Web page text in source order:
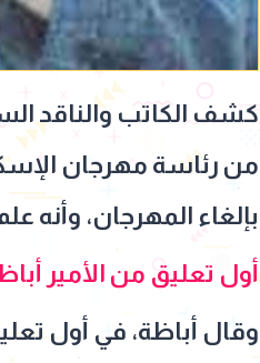
كشف الكاتب والناقد
من رئاسة مهرجان
بإلغاء المهرجان، وأنه
أول تعليق من الأمير
وقال أباظة، في أول